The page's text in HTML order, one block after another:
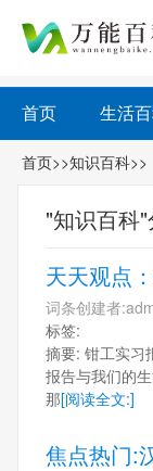
首页 生活
首页>>知识百科>>
"知识百科
天天观点
词条创建者
标签:
摘要: 钳工实习
报告与我们的
那[阅读全文:]
焦点热门: